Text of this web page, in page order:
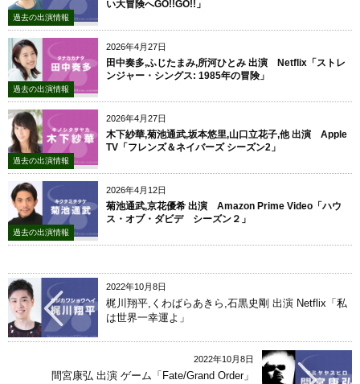
過去の出演情報
い大冒険へGO!!GO!!」
2026年4月27日
過去の出演情報
田中奏多,ふじたまみ,所河ひとみ 出演 Netflix「ストレ
ンジャー・シングス: 1985年の冒険」
2026年4月27日
過去の出演情報
木下紗華,菊池通武,坂本悠里,山口立花子,他 出演 Apple
TV「フレンズ＆ネイバーズ シーズン2」
2026年4月12日
過去の出演情報
菊池通武,京花優希 出演 Amazon Prime Video「ハウ
ス・オブ・ダビデ シーズン２」
2022年10月8日
梶川翔平,くわばらあきら,石黒史剛 出演 Netflix「私
は世界一幸運よ」
2022年10月8日
間宮康弘 出演 ゲーム「Fate/Grand Order」